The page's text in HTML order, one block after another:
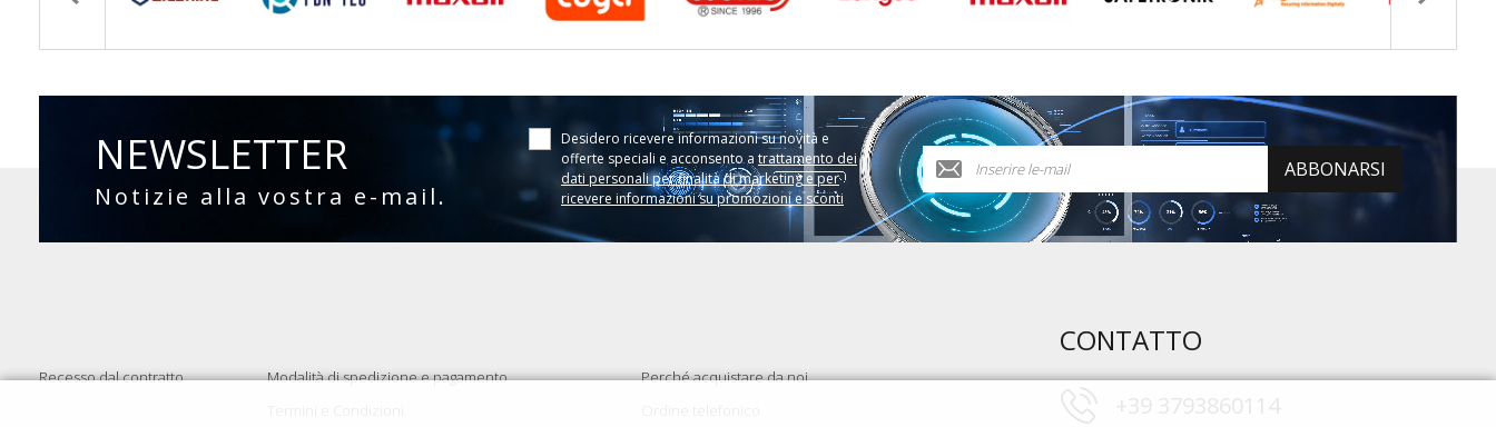
NEWSLETTER
Notizie alla vostra e-mail.
Desidero ricevere informazioni su novità e
offerte speciali e acconsento a trattamento dei
dati personali per finalità di marketing e per
ricevere informazioni su promozioni e sconti
ABBONARSI
Recesso dal contratto
Modalità di spedizione e pagamento
Perché acquistare da noi
CONTATTO